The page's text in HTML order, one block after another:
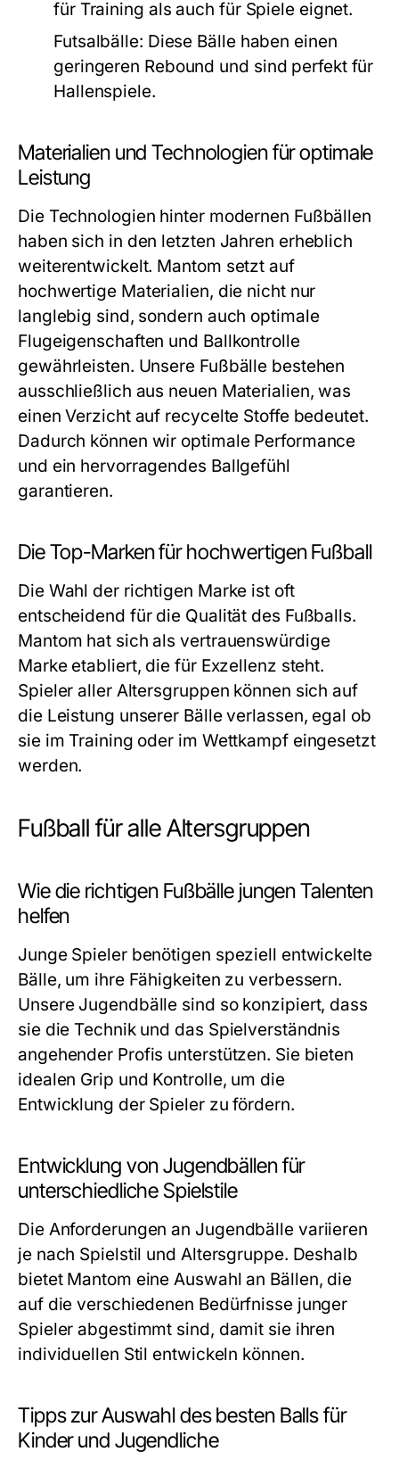
für Training als auch für Spiele eignet.
Futsalbälle: Diese Bälle haben einen
geringeren Rebound und sind perfekt für
Hallenspiele.
Materialien und Technologien für optimale
Leistung
Die Technologien hinter modernen Fußbällen
haben sich in den letzten Jahren erheblich
weiterentwickelt. Mantom setzt auf
hochwertige Materialien, die nicht nur
langlebig sind, sondern auch optimale
Flugeigenschaften und Ballkontrolle
gewährleisten. Unsere Fußbälle bestehen
ausschließlich aus neuen Materialien, was
einen Verzicht auf recycelte Stoffe bedeutet.
Dadurch können wir optimale Performance
und ein hervorragendes Ballgefühl
garantieren.
Die Top-Marken für hochwertigen Fußball
Die Wahl der richtigen Marke ist oft
entscheidend für die Qualität des Fußballs.
Mantom hat sich als vertrauenswürdige
Marke etabliert, die für Exzellenz steht.
Spieler aller Altersgruppen können sich auf
die Leistung unserer Bälle verlassen, egal ob
sie im Training oder im Wettkampf eingesetzt
werden.
Fußball für alle Altersgruppen
Wie die richtigen Fußbälle jungen Talenten
helfen
Junge Spieler benötigen speziell entwickelte
Bälle, um ihre Fähigkeiten zu verbessern.
Unsere Jugendbälle sind so konzipiert, dass
sie die Technik und das Spielverständnis
angehender Profis unterstützen. Sie bieten
idealen Grip und Kontrolle, um die
Entwicklung der Spieler zu fördern.
Entwicklung von Jugendbällen für
unterschiedliche Spielstile
Die Anforderungen an Jugendbälle variieren
je nach Spielstil und Altersgruppe. Deshalb
bietet Mantom eine Auswahl an Bällen, die
auf die verschiedenen Bedürfnisse junger
Spieler abgestimmt sind, damit sie ihren
individuellen Stil entwickeln können.
Tipps zur Auswahl des besten Balls für
Kinder und Jugendliche